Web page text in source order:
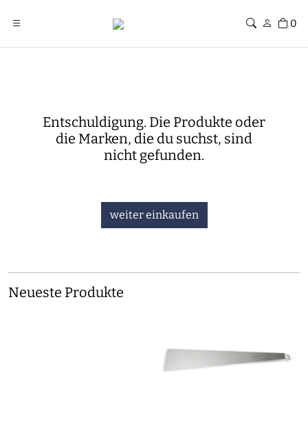
0
Entschuldigung. Die Produkte oder
die Marken, die du suchst, sind
nicht gefunden.
weiter einkaufen
Neueste Produkte